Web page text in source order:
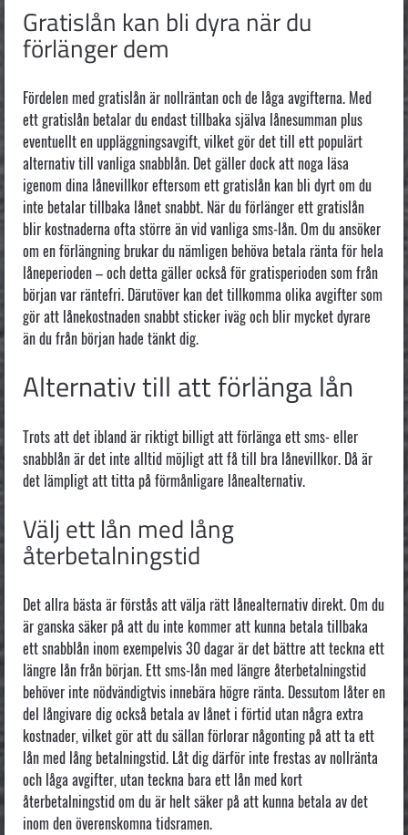
Gratislån kan bli dyra när du
förlänger dem
Fördelen med gratislån är nollräntan och de låga avgifterna. Med
ett gratislån betalar du endast tillbaka själva lånesumman plus
eventuellt en uppläggningsavgift, vilket gör det till ett populärt
alternativ till vanliga snabblån. Det gäller dock att noga läsa
igenom dina lånevillkor eftersom ett gratislån kan bli dyrt om du
inte betalar tillbaka lånet snabbt. När du förlänger ett gratislån
blir kostnaderna ofta större än vid vanliga sms-lån. Om du ansöker
om en förlängning brukar du nämligen behöva betala ränta för hela
låneperioden – och detta gäller också för gratisperioden som från
början var räntefri. Därutöver kan det tillkomma olika avgifter som
gör att lånekostnaden snabbt sticker iväg och blir mycket dyrare
än du från början hade tänkt dig.
Alternativ till att förlänga lån
Trots att det ibland är riktigt billigt att förlänga ett sms- eller
snabblån är det inte alltid möjligt att få till bra lånevillkor. Då är
det lämpligt att titta på förmånligare lånealternativ.
Välj ett lån med lång
återbetalningstid
Det allra bästa är förstås att välja rätt lånealternativ direkt. Om du
är ganska säker på att du inte kommer att kunna betala tillbaka
ett snabblån inom exempelvis 30 dagar är det bättre att teckna ett
längre lån från början. Ett sms-lån med längre återbetalningstid
behöver inte nödvändigtvis innebära högre ränta. Dessutom låter en
del långivare dig också betala av lånet i förtid utan några extra
kostnader, vilket gör att du sällan förlorar någonting på att ta ett
lån med lång betalningstid. Låt dig därför inte frestas av nollränta
och låga avgifter, utan teckna bara ett lån med kort
återbetalningstid om du är helt säker på att kunna betala av det
inom den överenskomna tidsramen.